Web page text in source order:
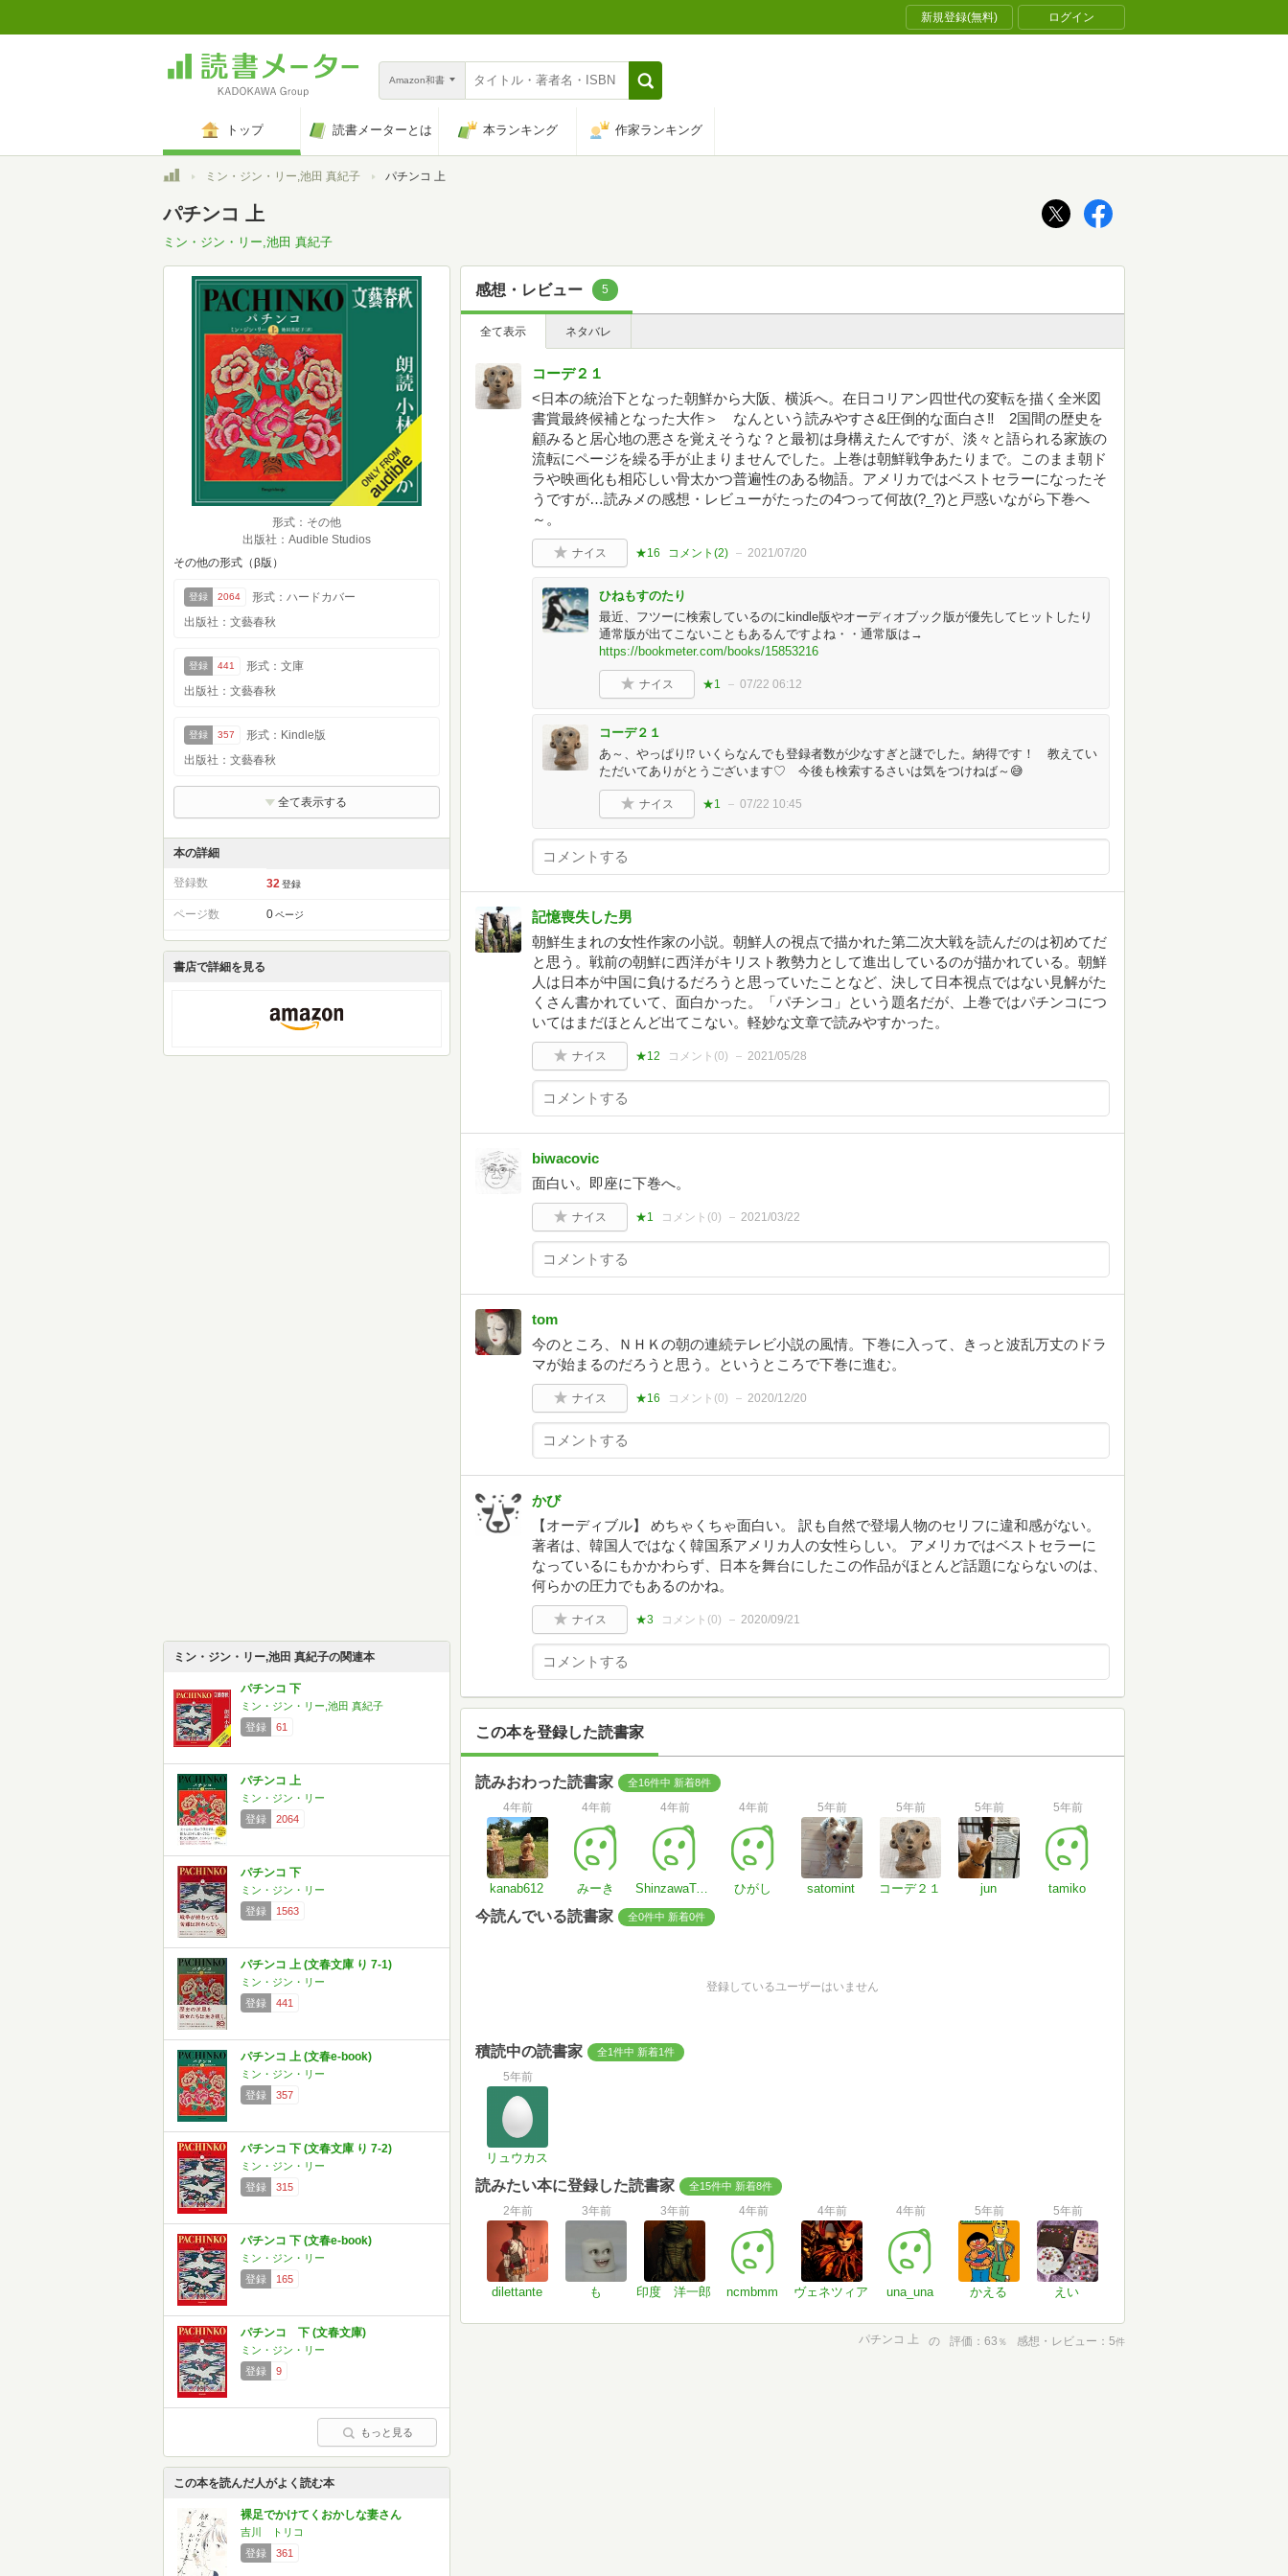
新規登録(無料) ログイン
Amazon和書
トップ 読書メーターとは 本ランキング 作家ランキング
トップミン・ジン・リー,池田 真紀子 パチンコ 上
パチンコ 上
ミン・ジン・リー,池田 真紀子
形式：その他
出版社：Audible Studios
その他の形式（β版）
登録 2064
形式：ハードカバー
出版社：文藝春秋
登録 441
形式：文庫
出版社：文藝春秋
登録 357
形式：Kindle版
出版社：文藝春秋
全て表示する
本の詳細
登録数 32 登録
ページ数 0 ページ
書店で詳細を見る
ミン・ジン・リー,池田 真紀子の関連本
パチンコ 下
ミン・ジン・リー,池田 真紀子
登録
61
パチンコ 上
ミン・ジン・リー
登録
2064
パチンコ 下
ミン・ジン・リー
登録
1563
パチンコ 上 (文春文庫 り 7-1)
ミン・ジン・リー
登録
441
パチンコ 上 (文春e-book)
ミン・ジン・リー
登録
357
パチンコ 下 (文春文庫 り 7-2)
ミン・ジン・リー
登録
315
パチンコ 下 (文春e-book)
ミン・ジン・リー
登録
165
パチンコ 下 (文春文庫)
ミン・ジン・リー
登録
9
もっと見る
この本を読んだ人がよく読む本
裸足でかけてくおかしな妻さん
吉川 トリコ
登録
361
感想・レビュー 5
全て表示 ネタバレ
コーデ２１
<日本の統治下となった朝鮮から大阪、横浜へ。在日コリアン四世代の変転を描く全米図
書賞最終候補となった大作＞ なんという読みやすさ&圧倒的な面白さ‼ 2国間の歴史を
顧みると居心地の悪さを覚えそうな？と最初は身構えたんですが、淡々と語られる家族の
流転にページを繰る手が止まりませんでした。上巻は朝鮮戦争あたりまで。このまま朝ド
ラや映画化も相応しい骨太かつ普遍性のある物語。アメリカではベストセラーになったそ
うですが…読みメの感想・レビューがたったの4つって何故(?_?)と戸惑いながら下巻へ
～。
ナイス ★16 コメント(2) 2021/07/20
ひねもすのたり
最近、フツーに検索しているのにkindle版やオーディオブック版が優先してヒットしたり
通常版が出てこないこともあるんですよね・・通常版は→
https://bookmeter.com/books/15853216
ナイス ★1 07/22 06:12
コーデ２１
あ～、やっぱり⁉ いくらなんでも登録者数が少なすぎと謎でした。納得です！ 教えてい
ただいてありがとうございます♡ 今後も検索するさいは気をつけねば～😅
ナイス ★1 07/22 10:45
記憶喪失した男
朝鮮生まれの女性作家の小説。朝鮮人の視点で描かれた第二次大戦を読んだのは初めてだ
と思う。戦前の朝鮮に西洋がキリスト教勢力として進出しているのが描かれている。朝鮮
人は日本が中国に負けるだろうと思っていたことなど、決して日本視点ではない見解がた
くさん書かれていて、面白かった。「パチンコ」という題名だが、上巻ではパチンコにつ
いてはまだほとんど出てこない。軽妙な文章で読みやすかった。
ナイス ★12 コメント(0) 2021/05/28
biwacovic
面白い。即座に下巻へ。
ナイス ★1 コメント(0) 2021/03/22
tom
今のところ、ＮＨＫの朝の連続テレビ小説の風情。下巻に入って、きっと波乱万丈のドラ
マが始まるのだろうと思う。というところで下巻に進む。
ナイス ★16 コメント(0) 2020/12/20
かび
【オーディブル】 めちゃくちゃ面白い。 訳も自然で登場人物のセリフに違和感がない。
著者は、韓国人ではなく韓国系アメリカ人の女性らしい。 アメリカではベストセラーに
なっているにもかかわらず、日本を舞台にしたこの作品がほとんど話題にならないのは、
何らかの圧力でもあるのかね。
ナイス ★3 コメント(0) 2020/09/21
この本を登録した読書家
読みおわった読書家 全16件中 新着8件
4年前
kanab612
4年前
みーき
4年前
ShinzawaTaku
4年前
ひがし
5年前
satomint
5年前
コーデ２１
5年前
jun
5年前
tamiko
今読んでいる読書家 全0件中 新着0件
登録しているユーザーはいません
積読中の読書家 全1件中 新着1件
5年前
リュウカス
読みたい本に登録した読書家 全15件中 新着8件
2年前
dilettante
3年前
も
3年前
印度 洋一郎
4年前
ncmbmm
4年前
ヴェネツィア
4年前
una_una
5年前
かえる
5年前
えい
パチンコ 上 の 評価 63 ％ 感想・レビュー 5件